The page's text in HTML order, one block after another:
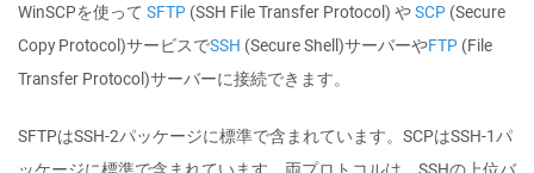
WinSCPを使って SFTP (SSH File Transfer Protocol) やSCP (Secure
Copy Protocol)サービスでSSH (Secure Shell)サーバーやFTP (File
Transfer Protocol)サーバーに接続できます。
SFTPはSSH-2パッケージに標準で含まれています。SCPはSSH-1パ